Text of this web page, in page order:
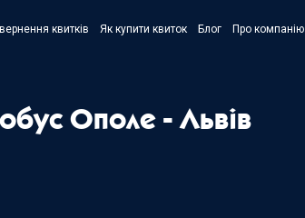
квитків Як купити квиток Блог Про компанію
Ополе - Львів